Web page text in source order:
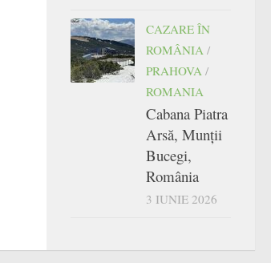
CAZARE ÎN
ROMÂNIA /
PRAHOVA /
ROMANIA
Cabana Piatra
Arsă, Munții
Bucegi,
România
3 IUNIE 2026